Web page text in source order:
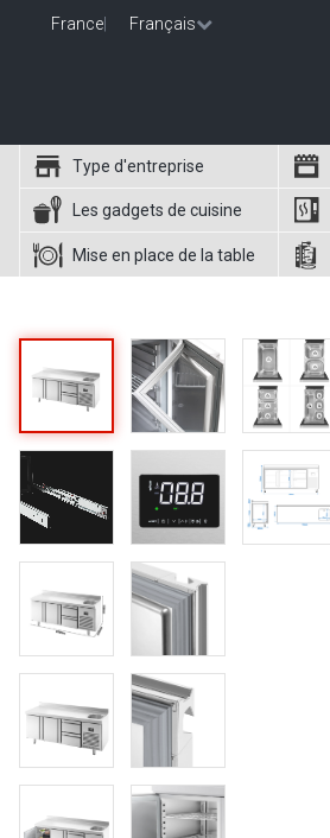
France Français
Type d'entreprise
Les gadgets de cuisine
Mise en place de la table